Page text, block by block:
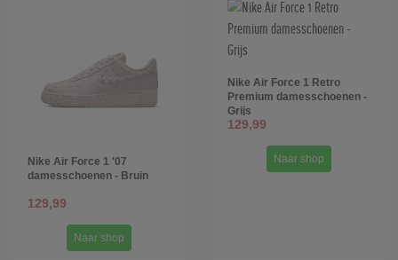
Nike Air Force 1 '07
damesschoenen - Bruin
129,99
Naar shop
Nike Air Force 1 Retro
Premium damesschoenen -
Grijs
129,99
Naar shop